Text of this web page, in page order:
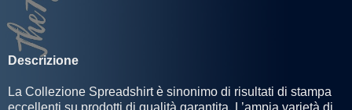
Descrizione
La Collezione Spreadshirt è sinonimo di risultati di stampa
eccellenti su prodotti di qualità garantita. L’ampia varietà di